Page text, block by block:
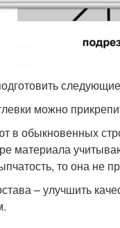
можно
в обыкновенных
материала
то она не
– улучшить